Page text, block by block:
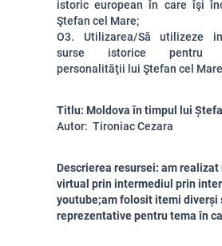
istoric european în care îşi
Ştefan cel Mare;
O3. Utilizarea/Să utilizeze
surse istorice pentru
personalităţii lui Ştefan cel
Titlu: Moldova în timpul lui
Autor: Tironiac Cezara
Descrierea resursei: am realizat
virtual prin intermediul prin
youtube;am folosit itemi diverși
reprezentative pentru tema în